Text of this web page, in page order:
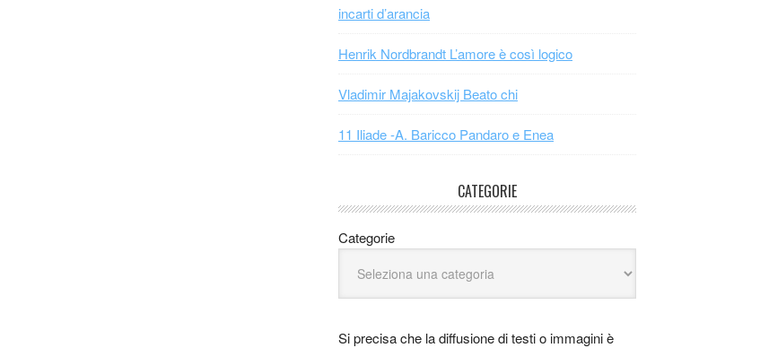
incarti d’arancia
Henrik Nordbrandt L’amore è così logico
Vladimir Majakovskij Beato chi
11 Iliade -A. Baricco Pandaro e Enea
CATEGORIE
Categorie
Si precisa che la diffusione di testi o immagini è